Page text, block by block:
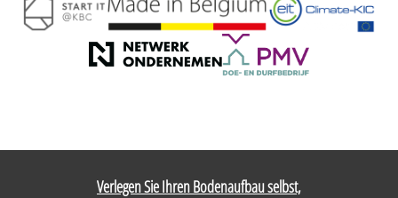
Verlegen Sie Ihren Bodenaufbau selbst,